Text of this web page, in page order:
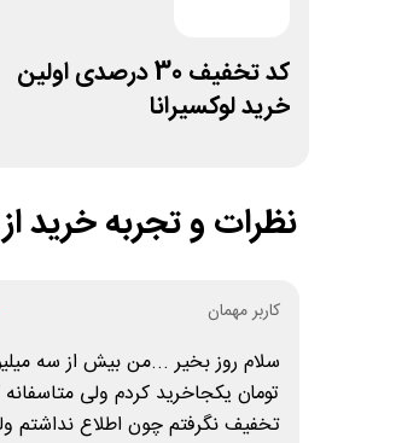
کد تخفیف 30 درصدی اولین
خرید لوکسیرانا
نظرات و تجربه خرید از
کاربر مهمان
سلام روز بخیر ...من بیش از سه
تومان یکجاخرید کردم ولی
تخفیف نگرفتم چون اطلاع نداشتم